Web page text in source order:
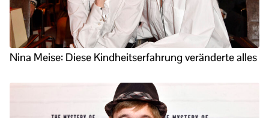
Nina Meise: Diese Kindheitserfahrung veränderte alles